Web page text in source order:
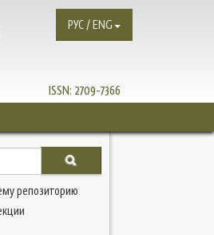
ISSN: 2709-7366
РУС / ENG
репозиторию